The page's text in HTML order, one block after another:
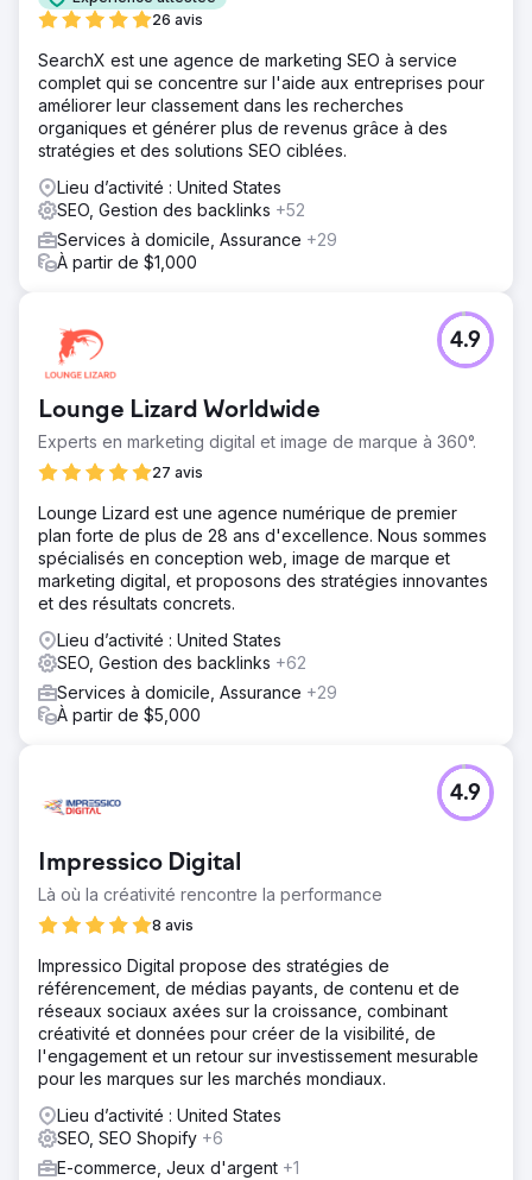
26 avis
SearchX est une agence de marketing SEO à service
complet qui se concentre sur l'aide aux entreprises pour
améliorer leur classement dans les recherches
organiques et générer plus de revenus grâce à des
stratégies et des solutions SEO ciblées.
Lieu d’activité : United States
SEO, Gestion des backlinks +52
Services à domicile, Assurance +29
À partir de $1,000
Lounge Lizard Worldwide
Experts en marketing digital et image de marque à 360°.
27 avis
4.9
Lounge Lizard est une agence numérique de premier
plan forte de plus de 28 ans d'excellence. Nous sommes
spécialisés en conception web, image de marque et
marketing digital, et proposons des stratégies innovantes
et des résultats concrets.
Lieu d’activité : United States
SEO, Gestion des backlinks +62
Services à domicile, Assurance +29
À partir de $5,000
Impressico Digital
Là où la créativité rencontre la performance
8 avis
4.9
Impressico Digital propose des stratégies de
référencement, de médias payants, de contenu et de
réseaux sociaux axées sur la croissance, combinant
créativité et données pour créer de la visibilité, de
l'engagement et un retour sur investissement mesurable
pour les marques sur les marchés mondiaux.
Lieu d’activité : United States
SEO, SEO Shopify +6
E-commerce, Jeux d'argent +1